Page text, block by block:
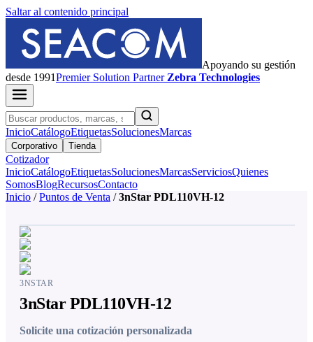
Saltar al contenido principal
Apoyando su gestión
desde 1991PremierSolution Partner Zebra Technologies
InicioCatálogoEtiquetasSolucionesMarcas
Corporativo Tienda
Cotizador
InicioCatálogoEtiquetasSolucionesMarcasServiciosQuienes
SomosBlogRecursosContacto
Inicio / Puntos de Venta / 3nStar PDL110VH-12
3NSTAR
3nStar PDL110VH-12
Solicite una cotización personalizada